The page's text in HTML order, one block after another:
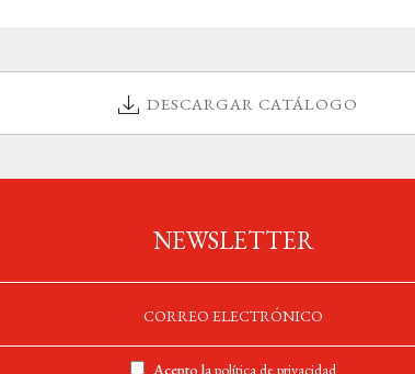
DESCARGAR CATÁLOGO
NEWSLETTER
Acepto lapolítica de privacidad